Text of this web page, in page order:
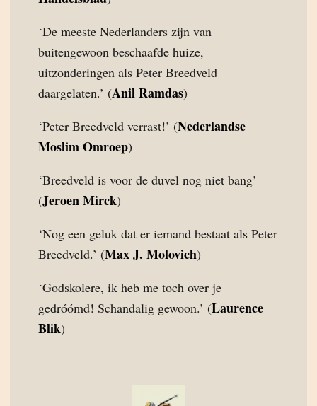
‘De meeste Nederlanders zijn van
buitengewoon beschaafde huize,
uitzonderingen als Peter Breedveld
daargelaten.’ (Anil Ramdas)
‘Peter Breedveld verrast!’ (Nederlandse
Moslim Omroep)
‘Breedveld is voor de duvel nog niet bang’
(Jeroen Mirck)
‘Nog een geluk dat er iemand bestaat als Peter
Breedveld.’ (Max J. Molovich)
‘Godskolere, ik heb me toch over je
gedróómd! Schandalig gewoon.’ (Laurence
Blik)